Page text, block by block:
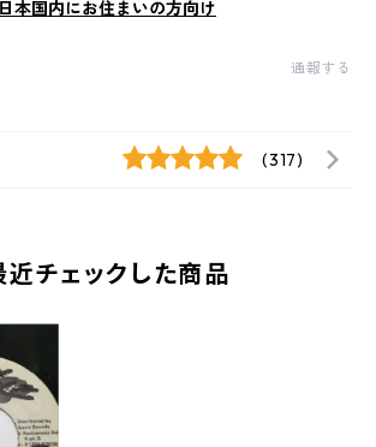
日本国内にお住まいの方向け
通報する
(317)
近チェックした商品